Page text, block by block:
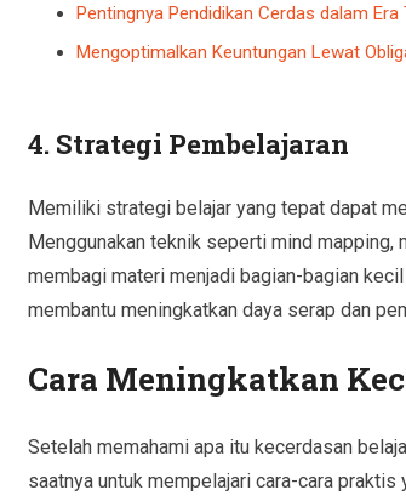
Pentingnya Pendidikan Cerdas dalam Era
Mengoptimalkan Keuntungan Lewat
4. Strategi Pembelajaran
Memiliki strategi belajar yang tepat dapat
Menggunakan teknik seperti mind mapping,
membagi materi menjadi bagian-bagian
membantu meningkatkan daya serap dan
Cara Meningkatkan
Setelah memahami apa itu kecerdasan
saatnya untuk mempelajari cara-cara